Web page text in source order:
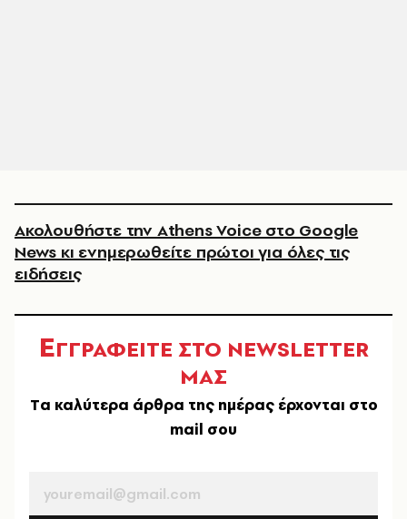
Ακολουθήστε την Athens Voice στο Google
News κι ενημερωθείτε πρώτοι για όλες τις
ειδήσεις
ΕΓΓΡΑΦΕΙΤΕ ΣΤΟ NEWSLETTER
ΜΑΣ
Tα καλύτερα άρθρα της ημέρας έρχονται στο
mail σου